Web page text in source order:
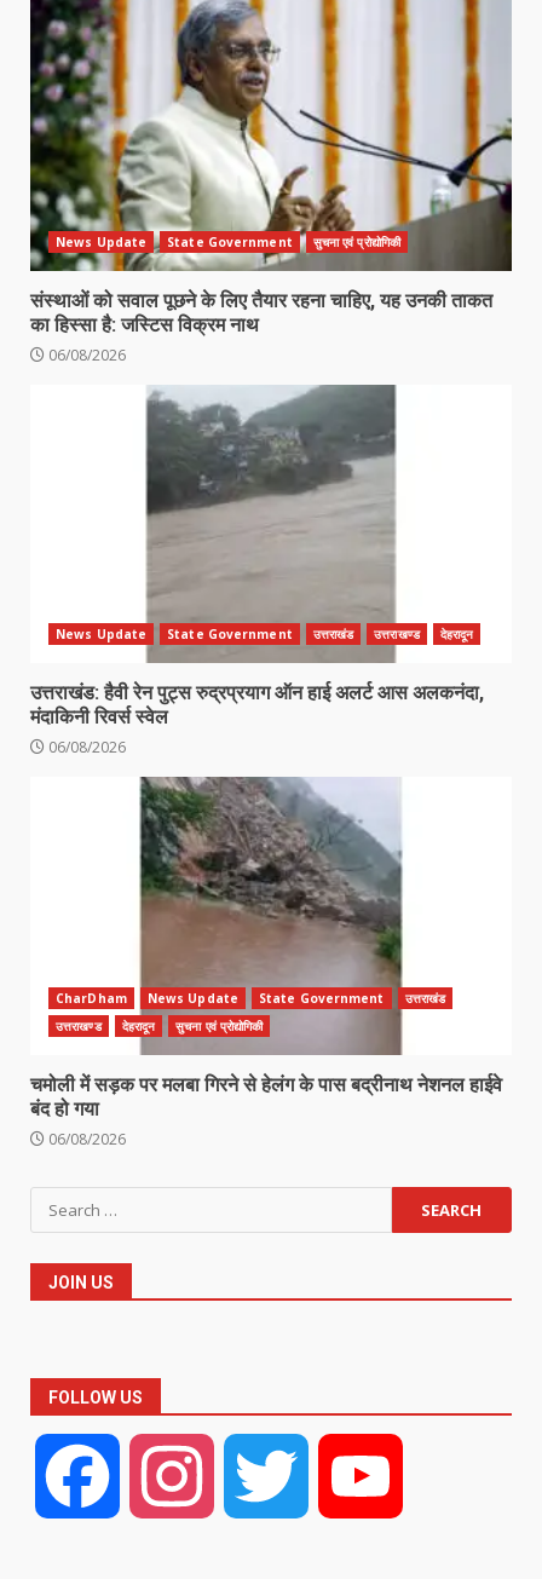
News Update State Government सुचना एवं प्रोद्योगिकी
संस्थाओं को सवाल पूछने के लिए तैयार रहना चाहिए, यह उनकी ताकत
का हिस्सा है: जस्टिस विक्रम नाथ
06/08/2026
News Update State Government उत्तराखंड उत्तराखण्ड देहरादून
उत्तराखंड: हैवी रेन पुट्स रुद्रप्रयाग ऑन हाई अलर्ट आस अलकनंदा,
मंदाकिनी रिवर्स स्वेल
06/08/2026
CharDham News Update State Government
उत्तराखंड
उत्तराखण्ड
देहरादून सुचना एवं प्रोद्योगिकी
चमोली में सड़क पर मलबा गिरने से हेलंग के पास बद्रीनाथ नेशनल हाईवे
बंद हो गया
06/08/2026
Search
for:
JOIN US
FOLLOW US
Facebook Instagram Twitter